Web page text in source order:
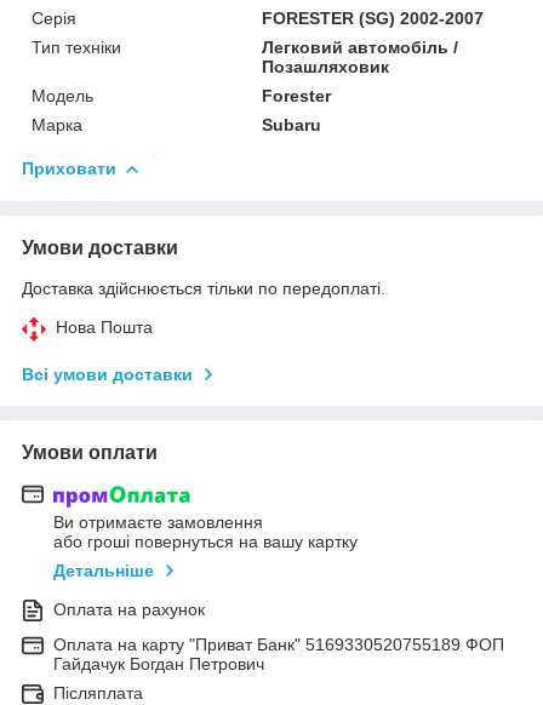
Серія
FORESTER (SG) 2002-2007
Тип техніки
Легковий автомобіль /
Позашляховик
Модель
Forester
Марка
Subaru
Приховати
Умови доставки
Доставка здійснюється тільки по передоплаті.
Нова Пошта
Всі умови доставки
Умови оплати
Ви отримаєте замовлення
або гроші повернуться на вашу картку
Детальніше
Оплата на рахунок
Оплата на карту "Приват Банк" 5169330520755189 ФОП
Гайдачук Богдан Петрович
Післяплата